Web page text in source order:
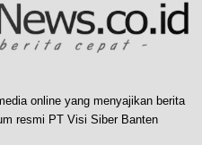
online yang menyajikan berita
resmi PT Visi Siber Banten